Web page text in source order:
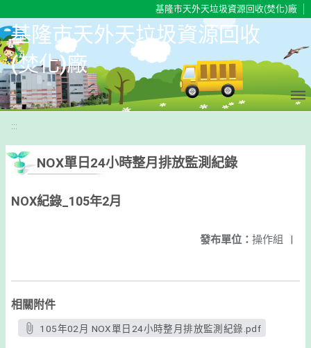
基隆市天外天垃圾資源回收(焚化)廠
基隆市天外天垃圾資源回收
(焚化)廠
:::
NOX單日24小時整月排放監測紀錄
NOX紀錄_105年2月
發布單位： 操作組 |
相關附件
105年02月 NOX單日24小時整月排放監測紀錄.pdf